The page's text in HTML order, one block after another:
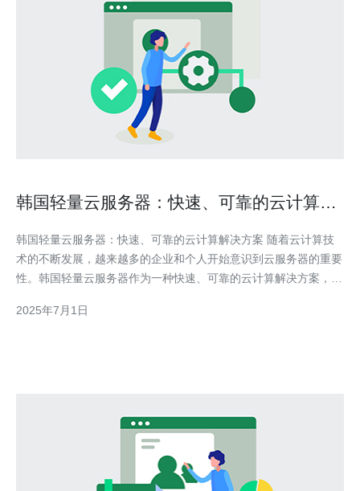
韩国轻量云服务器：快速、可靠的云计算解
韩国轻量云服务器：快速、可靠的云计算解决方案 随着云计算技
术的不断发展，越来越多的企业和个人开始意识到云服务器的重要
性。韩国轻量云服务器作为一种快速、可靠的云计算解决方案，备
以在几分钟内创建自己的云服务器，无需等待繁琐的安装过程。这
2025年7月1日